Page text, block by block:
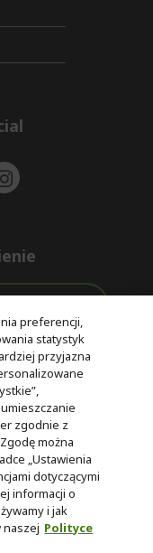
Bezpieczne
płatności
produktów i
preferencji,
statystyk
przyjazna
zgodnie z
można
„Ustawienia
dotyczącymi
informacji o
i jak
Polityce